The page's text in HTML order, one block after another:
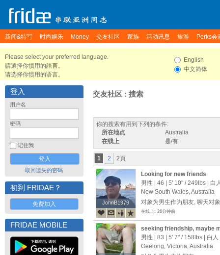
新闻&特写 时尚娱乐 Money 交友社区 家族 活动讯息 旅游 Perks会
Please select your preferred language.
請選擇你慣用的語言。
请选择你惯用的语言。
English
中文简体
登入
用户名
密码
记住我
取回遗失的密码
初到 FRIDAE？
免费加入
FRIDAE MOBILE
交友社区 : 搜索
你的搜索有用到下列的条件:
所在地点
Australia
在线上
是/有
1 2 2頁
JohnB1979
JohnB1979
Looking for new friends
男性 | 46 | 5' 10" /249lbs | 白
New South Wales, Australia
对象为男生作为朋友, 聊天对象
在线上: 26分钟前
seeking friendship, maybe
男性 | 83 | 5' 7" / 158lbs | 白人
Geelong, Victoria, Australia